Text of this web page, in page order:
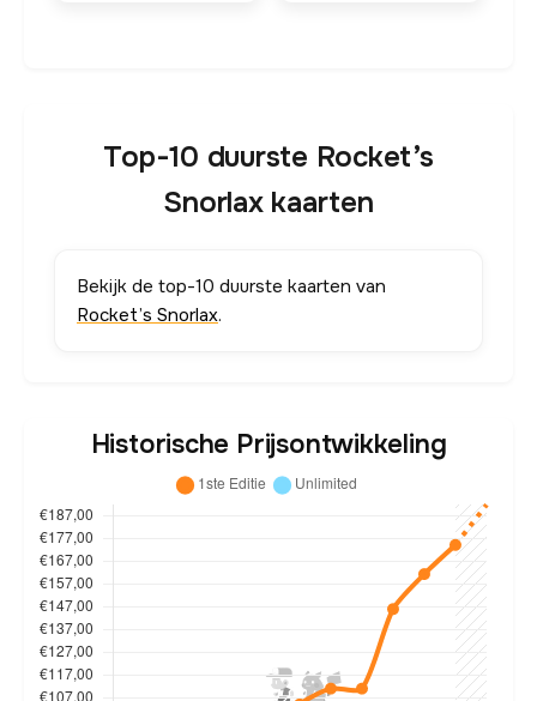
Top-10 duurste Rocket’s
Snorlax kaarten
Bekijk de top-10 duurste kaarten van
Rocket’s Snorlax.
Historische Prijsontwikkeling